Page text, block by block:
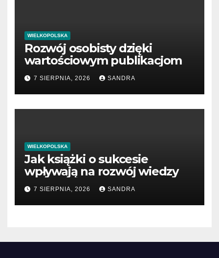
WIELKOPOLSKA
Rozwój osobisty dzięki
wartościowym publikacjom
7 SIERPNIA, 2026 SANDRA
WIELKOPOLSKA
Jak książki o sukcesie
wpływają na rozwój wiedzy
7 SIERPNIA, 2026 SANDRA